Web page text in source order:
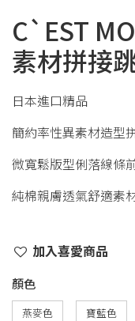
C`EST
素材拼接
日本進口精品
簡約率性異素材造型
微寬鬆版型俐落線條
純棉親膚透氣舒適素
加入喜愛商品
顏色
燕麥色 寶藍色